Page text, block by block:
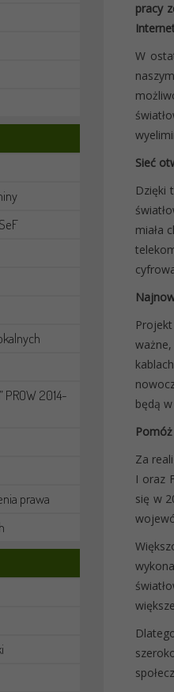
2014-
prawa
pracy
W
Sieć
Dzięki
miała
będą
Za
I oraz
się w